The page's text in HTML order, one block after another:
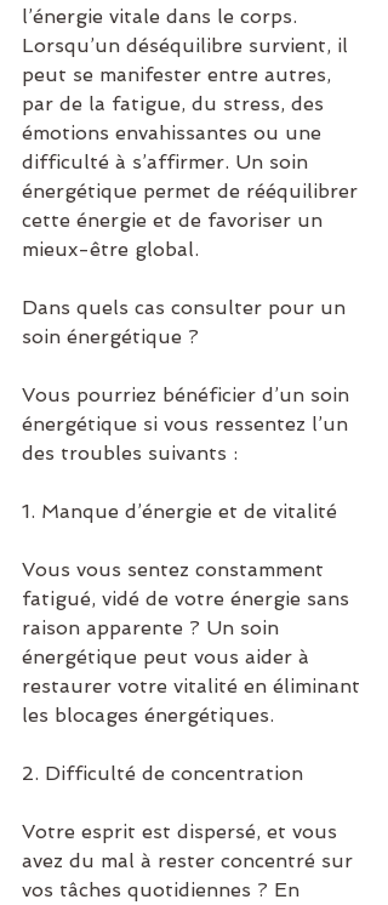
l’énergie vitale dans le corps.
Lorsqu’un déséquilibre survient, il
peut se manifester entre autres,
par de la fatigue, du stress, des
émotions envahissantes ou une
difficulté à s’affirmer. Un soin
énergétique permet de rééquilibrer
cette énergie et de favoriser un
mieux-être global.
Dans quels cas consulter pour un
soin énergétique ?
Vous pourriez bénéficier d’un soin
énergétique si vous ressentez l’un
des troubles suivants :
1. Manque d’énergie et de vitalité
Vous vous sentez constamment
fatigué, vidé de votre énergie sans
raison apparente ? Un soin
énergétique peut vous aider à
restaurer votre vitalité en éliminant
les blocages énergétiques.
2. Difficulté de concentration
Votre esprit est dispersé, et vous
avez du mal à rester concentré sur
vos tâches quotidiennes ? En